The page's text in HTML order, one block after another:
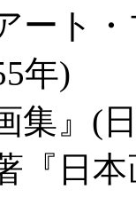
ート
年)
集』(
『日